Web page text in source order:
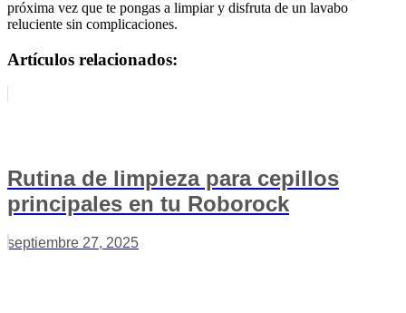
próxima vez que te pongas a limpiar y disfruta de un lavabo
reluciente sin complicaciones.
Artículos relacionados:
Rutina de limpieza para cepillos
principales en tu Roborock
septiembre 27, 2025